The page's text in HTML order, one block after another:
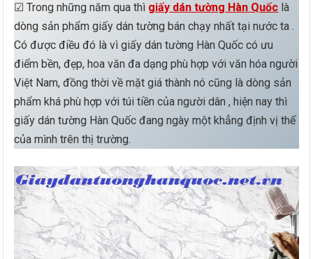
☑ Trong những năm qua thì giấy dán tường Hàn Quốc là
dòng sản phẩm giấy dán tường bán chạy nhất tại nước ta .
Có được điều đó là vì giấy dán tường Hàn Quốc có ưu
điểm bền, đẹp, hoa văn đa dạng phù hợp với văn hóa người
Việt Nam, đồng thời về mặt giá thành nó cũng là dòng sản
phẩm khá phù hợp với túi tiền của người dân , hiện nay thì
giấy dán tường Hàn Quốc đang ngày một khẳng định vị thế
của mình trên thị trường.